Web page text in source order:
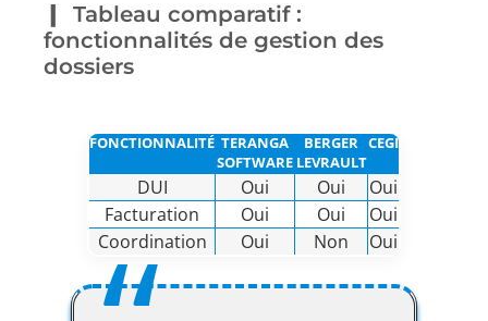
Tableau comparatif :
fonctionnalités de gestion des
dossiers
FONCTIONNALITÉ TERANGA
SOFTWARE
BERGER
LEVRAULT
CEGI
DUI Oui Oui
Oui
Facturation
Oui Oui
Oui
Coordination
Oui Non Oui